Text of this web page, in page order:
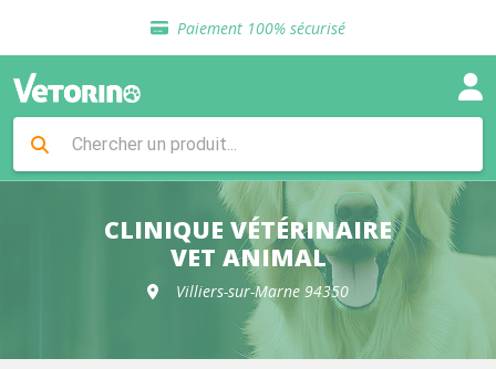
Paiement 100% sécurisé
Livraison gratuite en clinique vétérinaire
Sélection de croquettes vétérinaire
Livraison gratuite en clinique vétérinaire
Retour gratuit en clinique
Sélection de croquettes vétérinaire
CLINIQUE VÉTÉRINAIRE
VET ANIMAL
Villiers-sur-Marne 94350